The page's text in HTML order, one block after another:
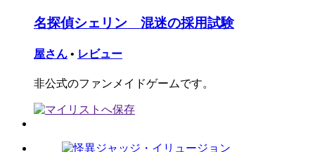
名探偵シェリン 混迷の採用試験
屋さん • レビュー
非公式のファンメイドゲームです。